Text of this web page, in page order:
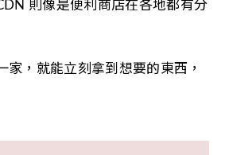
則像是便利商店在各地都有分
家，就能立刻拿到想要的東西，